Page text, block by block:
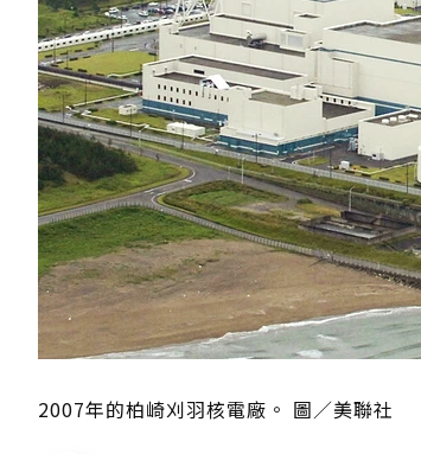
2007年的柏崎刈羽核電廠。 圖／美聯社